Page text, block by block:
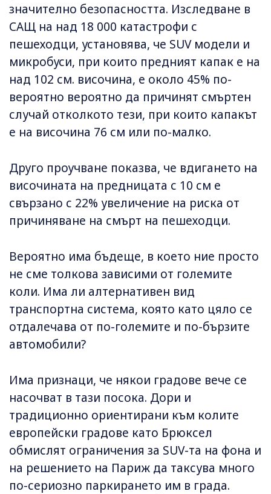
значително безопасността. Изследване в
САЩ на над 18 000 катастрофи с
пешеходци, установява, че SUV модели и
микробуси, при които предният капак е на
над 102 см. височина, е около 45% по-
вероятно вероятно да причинят смъртен
случай отколкото тези, при които капакът
е на височина 76 см или по-малко.
Друго проучване показва, че вдигането на
височината на предницата с 10 см е
свързано с 22% увеличение на риска от
причиняване на смърт на пешеходци.
Вероятно има бъдеще, в което ние просто
не сме толкова зависими от големите
коли. Има ли алтернативен вид
транспортна система, която като цяло се
отдалечава от по-големите и по-бързите
автомобили?
Има признаци, че някои градове вече се
насочват в тази посока. Дори и
традиционно ориентирани към колите
европейски градове като Брюксел
обмислят ограничения за SUV-та на фона и
на решението на Париж да таксува много
по-сериозно паркирането им в града.